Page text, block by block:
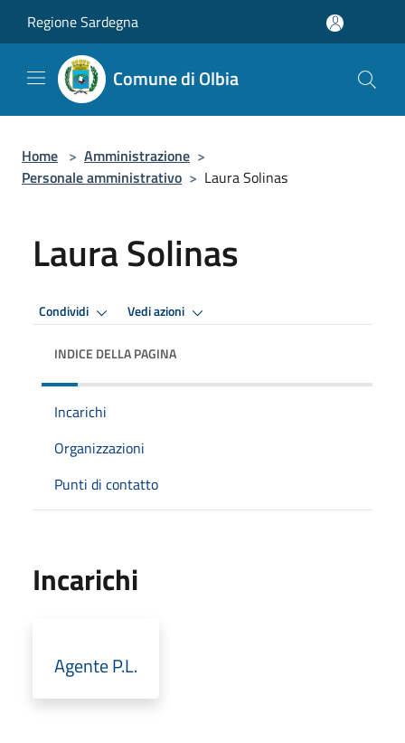
Regione Sardegna
Comune di Olbia
Home > Amministrazione >
Personale amministrativo > Laura Solinas
Laura Solinas
Condividi Vedi azioni
INDICE DELLA PAGINA
Incarichi
Organizzazioni
Punti di contatto
Incarichi
Agente P.L.